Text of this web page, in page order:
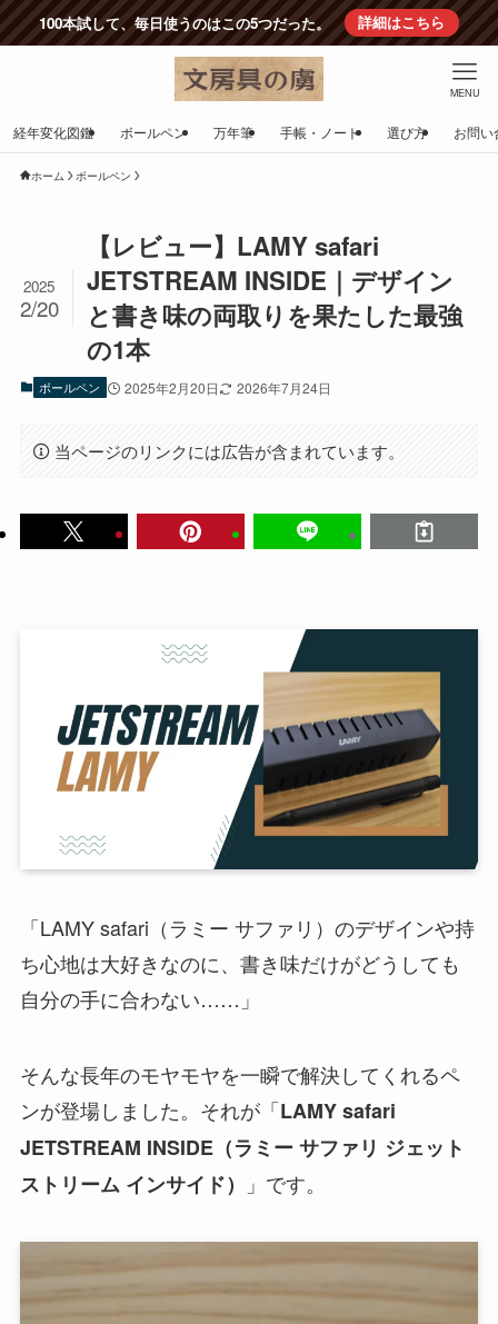
100本試して、毎日使うのはこの5つだった。 詳細はこちら
MENU
経年変化図鑑 ボールペン 万年筆 手帳・ノート 選び方 お問い
ホーム ボールペン
【レビュー】LAMY safari
JETSTREAM INSIDE｜デザイン
と書き味の両取りを果たした最強
の1本
2025
2/20
ボールペン 2025年2月20日 2026年7月24日
当ページのリンクには広告が含まれています。
「LAMY safari（ラミー サファリ）のデザインや持
ち心地は大好きなのに、書き味だけがどうしても
自分の手に合わない……」
そんな長年のモヤモヤを一瞬で解決してくれるペ
ンが登場しました。それが「LAMY safari
JETSTREAM INSIDE（ラミー サファリ ジェット
ストリーム インサイド）
」です。